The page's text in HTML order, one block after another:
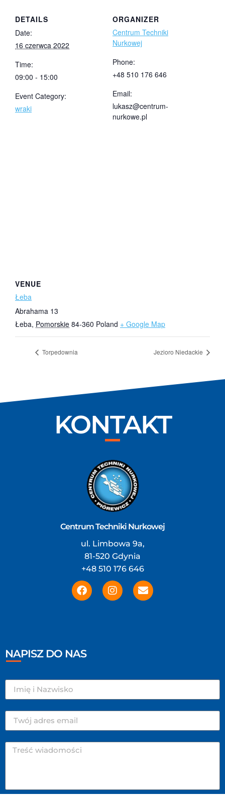
DETAILS
Date:
16 czerwca 2022
Time:
09:00 - 15:00
Event Category:
wraki
ORGANIZER
Centrum Techniki
Nurkowej
Phone:
+48 510 176 646
Email:
lukasz@centrum-
nurkowe.pl
VENUE
Łeba
Abrahama 13
Łeba, Pomorskie 84-360 Poland + Google Map
Torpedownia Jezioro Niedackie
KONTAKT
Centrum Techniki Nurkowej
ul. Limbowa 9a,
81-520 Gdynia
+48 510 176 646
NAPISZ DO NAS